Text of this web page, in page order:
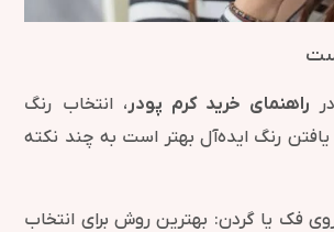
راهنمای خرید کرم پودر، انتخاب رنگ
رنگ ایده‌آل بهتر است به چند نکته
فک یا گردن: بهترین روش برای انتخاب